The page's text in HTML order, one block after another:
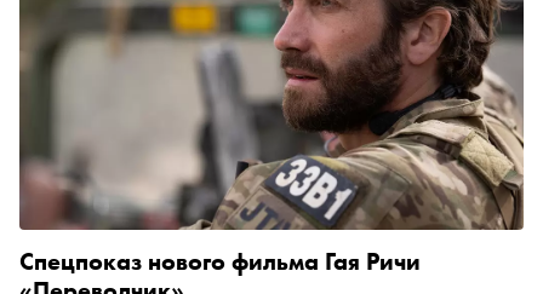
Спецпоказ нового фильма Гая Ричи